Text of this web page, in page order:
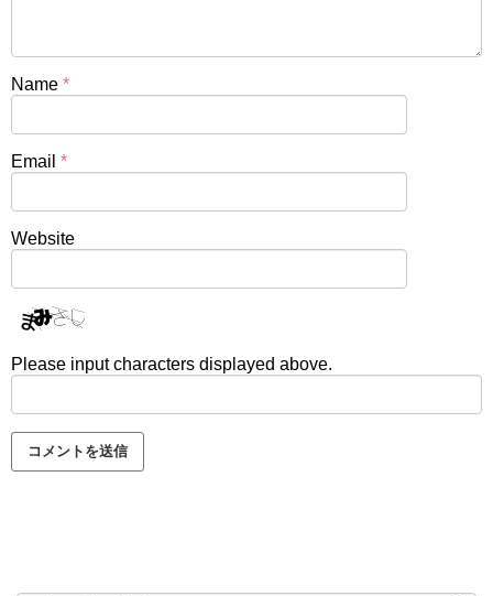
Name *
Email *
Website
Please input characters displayed above.